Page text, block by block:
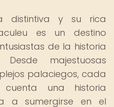
distintiva y su rica
es un destino
de la historia
majestuosas
palaciegos, cada
una historia
a sumergirse en el